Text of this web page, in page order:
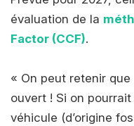
évaluation de la
Factor (CCF).
« On peut retenir
ouvert ! Si on
véhicule (d’origine